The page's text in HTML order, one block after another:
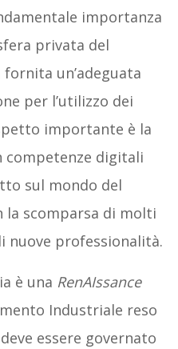
importanza
privata del
un’adeguata
per l’utilizzo dei
importante è la
competenze digitali
sul mondo del
la scomparsa di molti
nuove professionalità.
è una RenAIssance
Industriale reso
essere governato